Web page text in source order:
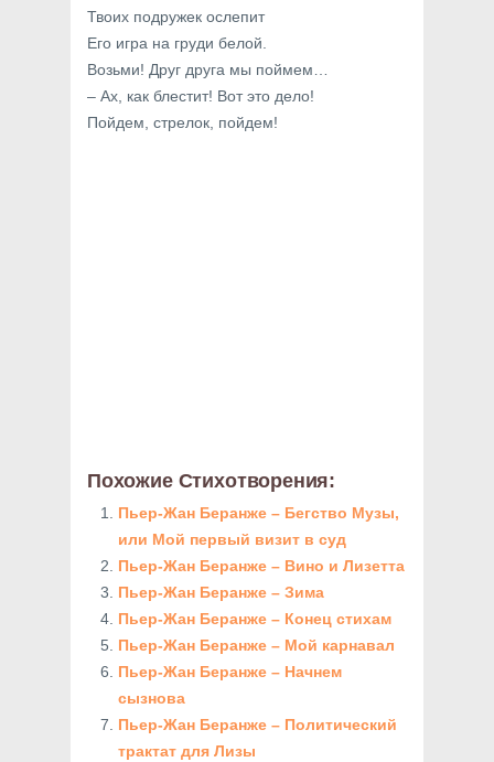
Твоих подружек ослепит
Его игра на груди белой.
Возьми! Друг друга мы поймем…
– Ах, как блестит! Вот это дело!
Пойдем, стрелок, пойдем!
Похожие Стихотворения:
Пьер-Жан Беранже – Бегство Музы,
или Мой первый визит в суд
Пьер-Жан Беранже – Вино и Лизетта
Пьер-Жан Беранже – Зима
Пьер-Жан Беранже – Конец стихам
Пьер-Жан Беранже – Мой карнавал
Пьер-Жан Беранже – Начнем
сызнова
Пьер-Жан Беранже – Политический
трактат для Лизы